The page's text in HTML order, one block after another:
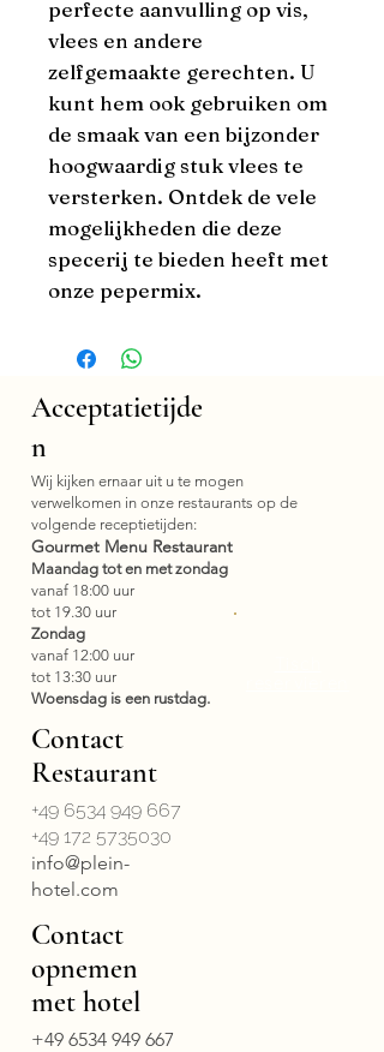
perfecte aanvulling op vis,
vlees en andere
zelfgemaakte gerechten. U
kunt hem ook gebruiken om
de smaak van een bijzonder
hoogwaardig stuk vlees te
versterken. Ontdek de vele
mogelijkheden die deze
specerij te bieden heeft met
onze pepermix.
Acceptatietijde
n
Wij kijken ernaar uit u te mogen
verwelkomen in onze restaurants op de
volgende receptietijden:
Gourmet Menu Restaurant
Maandag tot en met zondag
vanaf 18:00 uur
tot 19.30 uur
Zondag
vanaf 12:00 uur
tot 13:30 uur
Woensdag is een rustdag.
Contact
Restaurant
+49 6534 949 667
+49 172 5735030
info@plein-
hotel.com
Contact
opnemen
met hotel
+49 6534 949 667